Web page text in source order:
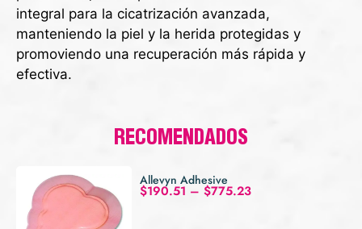
integral para la cicatrización avanzada,
manteniendo la piel y la herida protegidas y
promoviendo una recuperación más rápida y
efectiva.
RECOMENDADOS
Allevyn Adhesive
$190.51 – $775.23